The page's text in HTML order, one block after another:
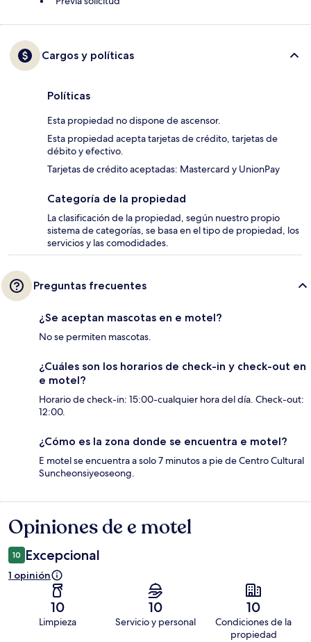
Cargos y políticas
Políticas
Esta propiedad no dispone de ascensor.
Esta propiedad acepta tarjetas de crédito, tarjetas de
débito y efectivo.
Tarjetas de crédito aceptadas: Mastercard y UnionPay
Categoría de la propiedad
La clasificación de la propiedad, según nuestro propio
sistema de categorías, se basa en el tipo de propiedad, los
servicios y las comodidades.
Preguntas frecuentes
¿Se aceptan mascotas en e motel?
No se permiten mascotas.
¿Cuáles son los horarios de check-in y check-out en
e motel?
Horario de check-in: 15:00-cualquier hora del día. Check-out:
12:00.
¿Cómo es la zona donde se encuentra e motel?
E motel se encuentra a solo 7 minutos a pie de Centro Cultural
Suncheonsiyeoseong.
Opiniones
Opiniones de e motel
10 Excepcional
1 opinión
10
Limpieza
10
Servicio y personal
10
Condiciones de la
propiedad